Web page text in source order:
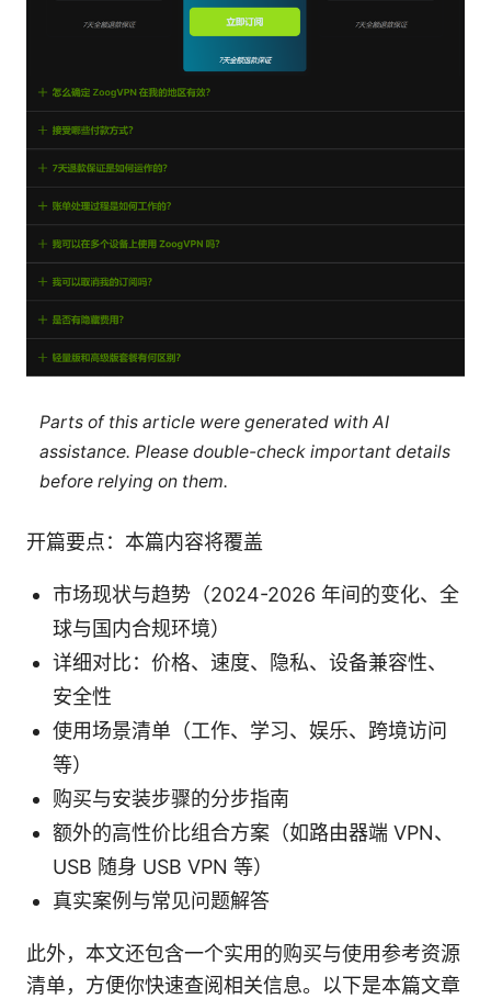
Parts of this article were generated with AI
assistance. Please double-check important details
before relying on them.
开篇要点：本篇内容将覆盖
市场现状与趋势（2024-2026 年间的变化、全
球与国内合规环境）
详细对比：价格、速度、隐私、设备兼容性、
安全性
使用场景清单（工作、学习、娱乐、跨境访问
等）
购买与安装步骤的分步指南
额外的高性价比组合方案（如路由器端 VPN、
USB 随身 USB VPN 等）
真实案例与常见问题解答
此外，本文还包含一个实用的购买与使用参考资源
清单，方便你快速查阅相关信息。以下是本篇文章